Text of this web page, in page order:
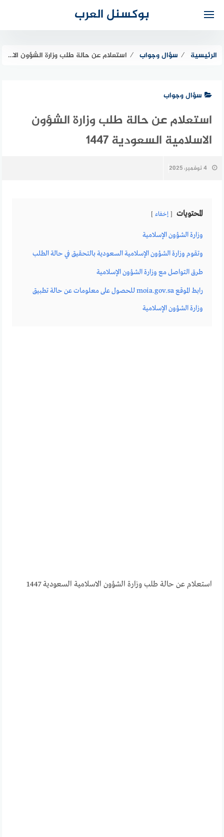
بوكسنل العرب
الرئيسية ⁄ سؤال وجواب ⁄ استعلام عن حالة طلب وزارة الشؤون الاسلامية السعودية 1447
سؤال وجواب
استعلام عن حالة طلب وزارة الشؤون
الاسلامية السعودية 1447
4 نوفمبر، 2025
المحتويات إخفاء
وزارة الشؤون الإسلامية
وتقوم وزارة الشؤون الإسلامية السعودية بالتحقيق في حالة الطلب
طرق التواصل مع وزارة الشؤون الإسلامية
رابط الموقع moia.gov.sa للحصول على معلومات عن حالة تطبيق
وزارة الشؤون الإسلامية
استعلام عن حالة طلب وزارة الشؤون الاسلامية السعودية 1447